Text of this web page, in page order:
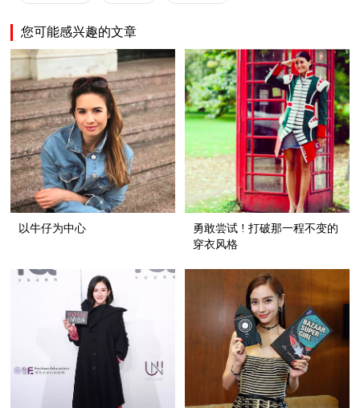
您可能感兴趣的文章
以牛仔为中心
勇敢尝试 ! 打破那一程不变的
穿衣风格